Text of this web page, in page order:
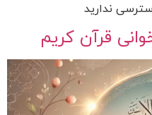
ندارید
قرآن کریم